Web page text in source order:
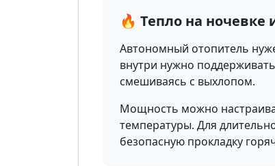
🔥 Тепло на ночевке
Автономный отопитель
внутри нужно
смешиваясь с выхлопом.
Мощность можно
температуры. Для
безопасную прокладку